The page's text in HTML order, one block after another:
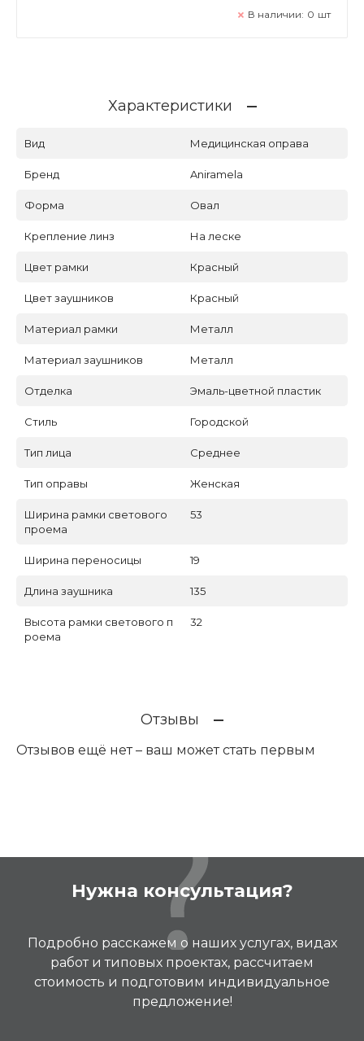
В наличии: 0 шт
Характеристики
Вид Медицинская оправа
Бренд Aniramela
Форма Овал
Крепление линз На леске
Цвет рамки Красный
Цвет заушников Красный
Материал рамки Металл
Материал заушников Металл
Отделка Эмаль-цветной пластик
Стиль Городской
Тип лица Среднее
Тип оправы Женская
Ширина рамки светового
проема
53
Ширина переносицы 19
Длина заушника 135
Высота рамки светового п
роема
32
Отзывы
Отзывов ещё нет – ваш может стать первым
Нужна консультация?
Подробно расскажем о наших услугах, видах
работ и типовых проектах, рассчитаем
стоимость и подготовим индивидуальное
предложение!